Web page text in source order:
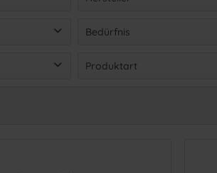
Maria Galland
Bedürfnis
Beruhigung / Linderung
Produktart